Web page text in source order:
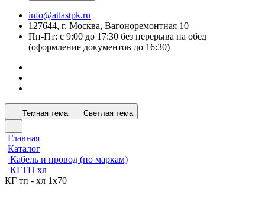
info@atlastpk.ru
127644, г. Москва, Вагоноремонтная 10
Пн-Пт: с 9:00 до 17:30 без перерыва на обед
(оформление документов до 16:30)
Темная тема Светлая тема
Главная
Каталог
Кабель и провод (по маркам)
КГТП хл
КГ тп - хл 1х70